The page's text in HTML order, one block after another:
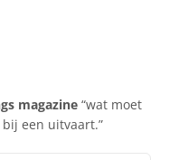
magazine “wat moet
een uitvaart.”